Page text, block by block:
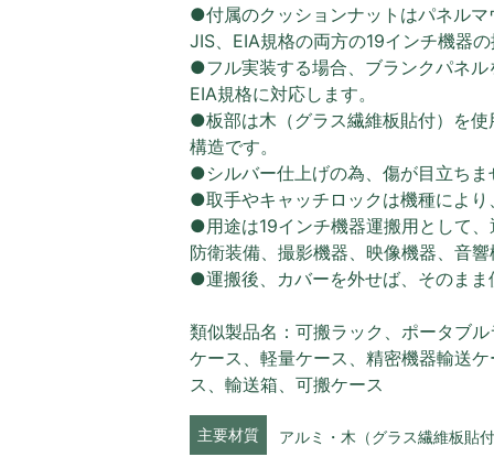
●付属のクッションナットはパネル
JIS、EIA規格の両方の19インチ機器
●フル実装する場合、ブランクパネ
EIA規格に対応します。
●板部は木（グラス繊維板貼付）を
構造です。
●シルバー仕上げの為、傷が目立ちま
●取手やキャッチロックは機種によ
●用途は19インチ機器運搬用として
防衛装備、撮影機器、映像機器、音
●運搬後、カバーを外せば、そのまま
類似製品名：可搬ラック、ポータブ
ケース、軽量ケース、精密機器輸送
ス、輸送箱、可搬ケース
主要材質 アルミ・木（グラス繊維板貼